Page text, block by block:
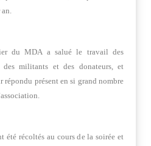
du MDA a salué le travail des
des militants et des donateurs, et
répondu présent en si grand nombre
été récoltés au cours de la soirée et